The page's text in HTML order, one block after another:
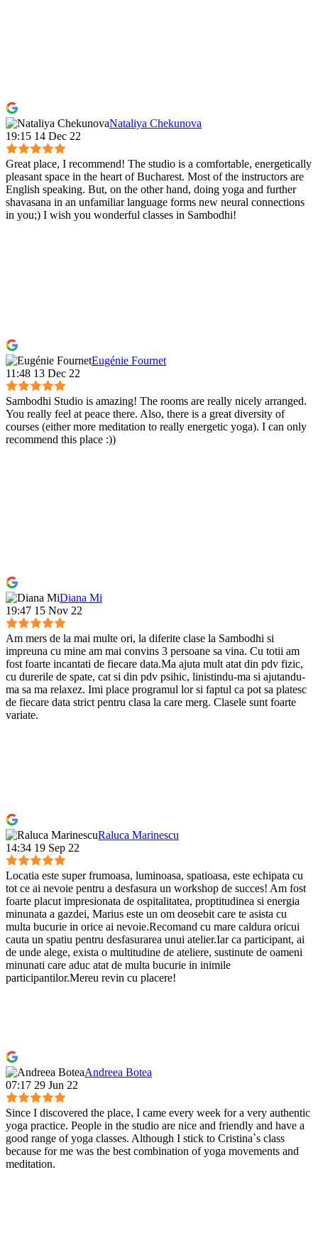
Nataliya Chekunova
19:15 14 Dec 22
Great place, I recommend! The studio is a comfortable, energetically
pleasant space in the heart of Bucharest. Most of the instructors are
English speaking. But, on the other hand, doing yoga and further
shavasana in an unfamiliar language forms new neural connections
in you;) I wish you wonderful classes in Sambodhi!
Eugénie Fournet
11:48 13 Dec 22
Sambodhi Studio is amazing! The rooms are really nicely arranged.
You really feel at peace there. Also, there is a great diversity of
courses (either more meditation to really energetic yoga). I can only
recommend this place :))
Diana Mi
19:47 15 Nov 22
Am mers de la mai multe ori, la diferite clase la Sambodhi si
impreuna cu mine am mai convins 3 persoane sa vina. Cu totii am
fost foarte incantati de fiecare data.Ma ajuta mult atat din pdv fizic,
cu durerile de spate, cat si din pdv psihic, linistindu-ma si ajutandu-
ma sa ma relaxez. Imi place programul lor si faptul ca pot sa platesc
de fiecare data strict pentru clasa la care merg. Clasele sunt foarte
variate.
Raluca Marinescu
14:34 19 Sep 22
Locatia este super frumoasa, luminoasa, spatioasa, este echipata cu
tot ce ai nevoie pentru a desfasura un workshop de succes! Am fost
foarte placut impresionata de ospitalitatea, proptitudinea si energia
minunata a gazdei, Marius este un om deosebit care te asista cu
multa bucurie in orice ai nevoie.Recomand cu mare caldura oricui
cauta un spatiu pentru desfasurarea unui atelier.Iar ca participant, ai
de unde alege, exista o multitudine de ateliere, sustinute de oameni
minunati care aduc atat de multa bucurie in inimile
participantilor.Mereu revin cu placere!
Andreea Botea
07:17 29 Jun 22
Since I discovered the place, I came every week for a very authentic
yoga practice. People in the studio are nice and friendly and have a
good range of yoga classes. Although I stick to Cristina`s class
because for me was the best combination of yoga movements and
meditation.